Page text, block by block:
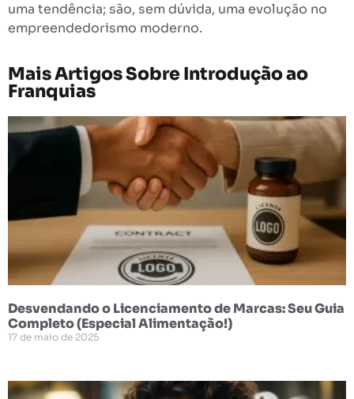
uma tendência; são, sem dúvida, uma evolução no
empreendedorismo moderno.
Mais Artigos SobreIntrodução ao
Franquias
Desvendando o Licenciamento de Marcas: Seu Guia
Completo (Especial Alimentação!)
17 de maio de 2025